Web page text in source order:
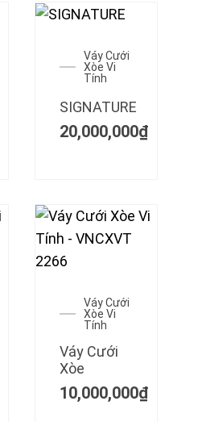
Váy Cưới
Xòe Vi
Tính
SIGNATURE
20,000,000₫
Váy Cưới
Xòe Vi
Tính
Váy Cưới
Xòe
10,000,000₫